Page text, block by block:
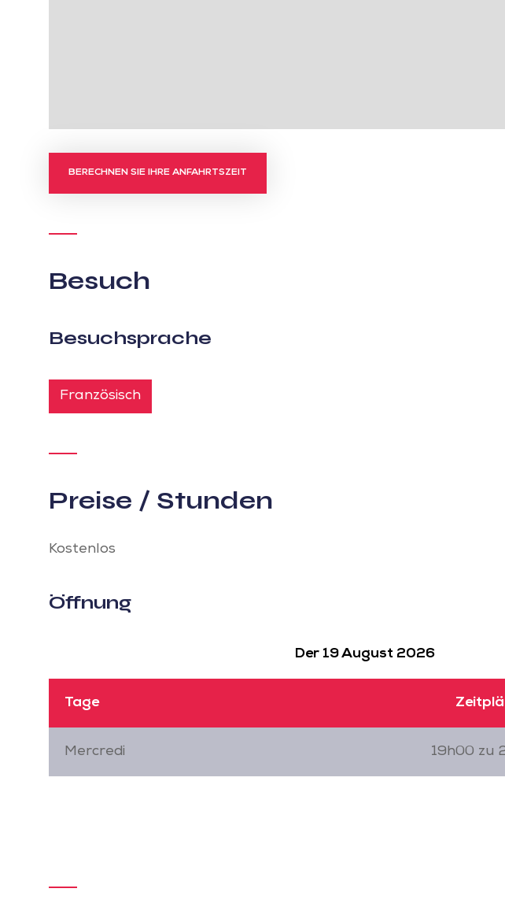
BERECHNEN SIE IHRE ANFAHRTSZEIT
Besuch
Besuchsprache
Französisch
Preise / Stunden
Kostenlos
Öffnung
Der 19 August 2026
Tage
Mercredi 19h00 zu